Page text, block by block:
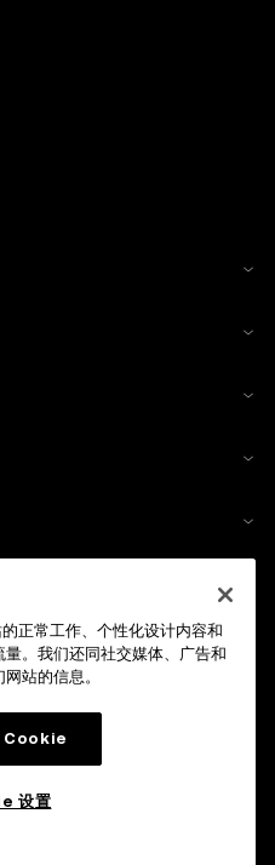
正常工作、个性化设计内容和
。我们还同社交媒体、广告和
站的信息。
Cookie
设置